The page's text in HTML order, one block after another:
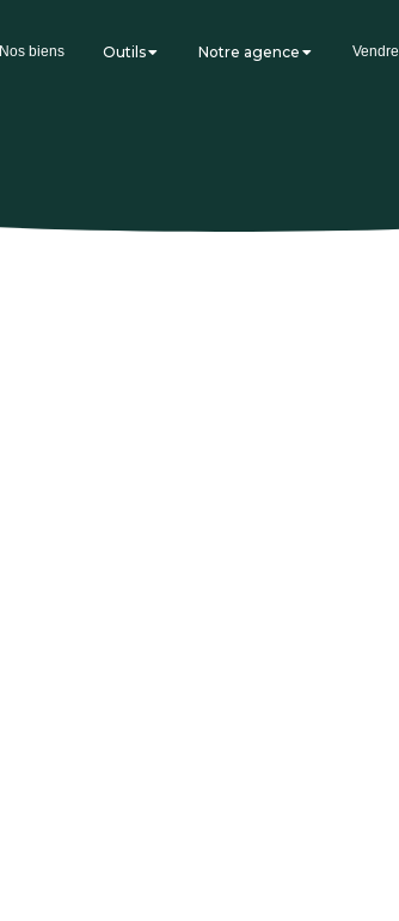
Nos biens Outils Notre agence Vendre